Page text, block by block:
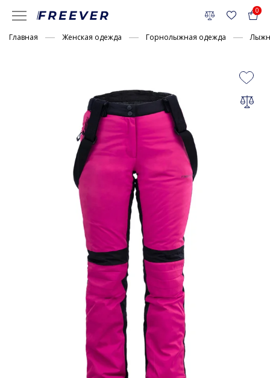
0
Главная Женская одежда Горнолыжная одежда